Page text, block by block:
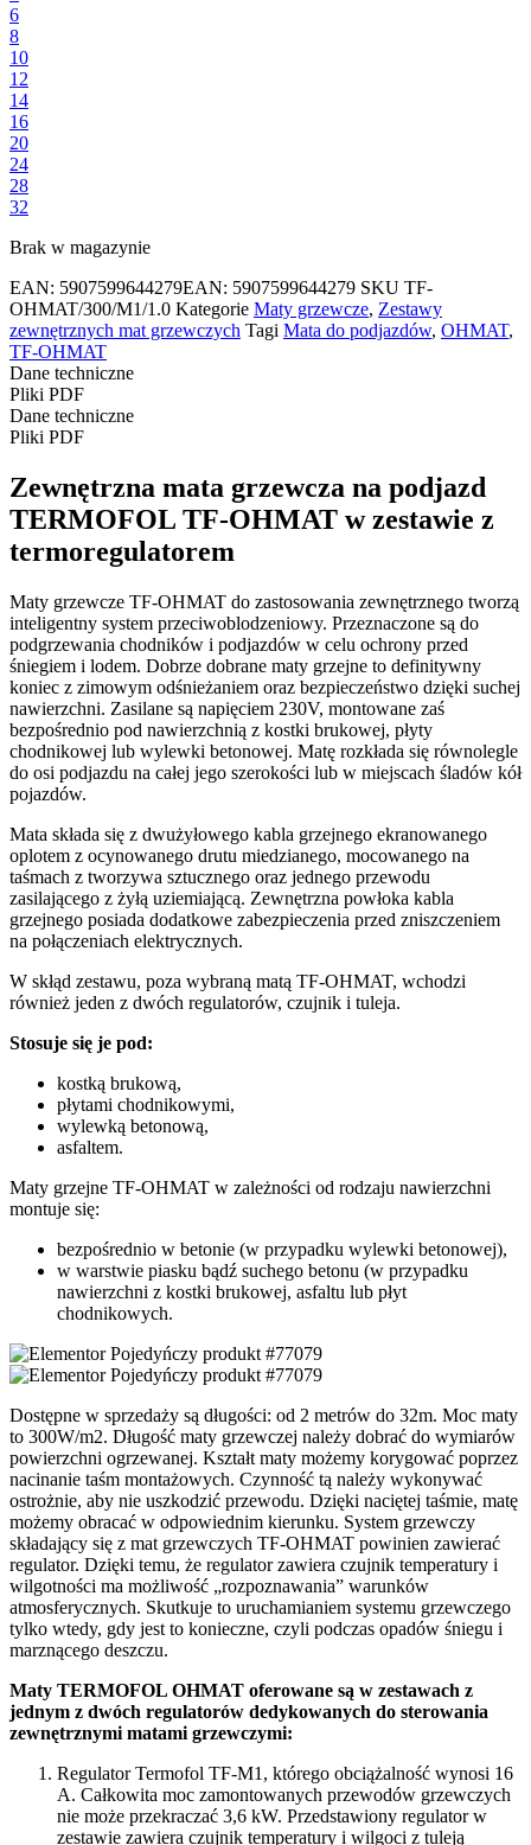
6
8
10
12
14
16
20
24
28
32
Brak w magazynie
EAN: 5907599644279EAN: 5907599644279 SKU TF-
OHMAT/300/M1/1.0 Kategorie Maty grzewcze, Zestawy
zewnętrznych mat grzewczych Tagi Mata do podjazdów, OHMAT,
TF-OHMAT
Dane techniczne
Pliki PDF
Dane techniczne
Pliki PDF
Zewnętrzna mata grzewcza na podjazd
TERMOFOL TF-OHMAT w zestawie z
termoregulatorem
Maty grzewcze TF-OHMAT do zastosowania zewnętrznego tworzą
inteligentny system przeciwoblodzeniowy. Przeznaczone są do
podgrzewania chodników i podjazdów w celu ochrony przed
śniegiem i lodem. Dobrze dobrane maty grzejne to definitywny
koniec z zimowym odśnieżaniem oraz bezpieczeństwo dzięki suchej
nawierzchni. Zasilane są napięciem 230V, montowane zaś
bezpośrednio pod nawierzchnią z kostki brukowej, płyty
chodnikowej lub wylewki betonowej. Matę rozkłada się równolegle
do osi podjazdu na całej jego szerokości lub w miejscach śladów kół
pojazdów.
Mata składa się z dwużyłowego kabla grzejnego ekranowanego
oplotem z ocynowanego drutu miedzianego, mocowanego na
taśmach z tworzywa sztucznego oraz jednego przewodu
zasilającego z żyłą uziemiającą. Zewnętrzna powłoka kabla
grzejnego posiada dodatkowe zabezpieczenia przed zniszczeniem
na połączeniach elektrycznych.
W skłąd zestawu, poza wybraną matą TF-OHMAT, wchodzi
również jeden z dwóch regulatorów, czujnik i tuleja.
Stosuje się je pod:
kostką brukową,
płytami chodnikowymi,
wylewką betonową,
asfaltem.
Maty grzejne TF-OHMAT w zależności od rodzaju nawierzchni
montuje się:
bezpośrednio w betonie (w przypadku wylewki betonowej),
w warstwie piasku bądź suchego betonu (w przypadku
nawierzchni z kostki brukowej, asfaltu lub płyt
chodnikowych.
Dostępne w sprzedaży są długości: od 2 metrów do 32m. Moc maty
to 300W/m2. Długość maty grzewczej należy dobrać do wymiarów
powierzchni ogrzewanej. Kształt maty możemy korygować poprzez
nacinanie taśm montażowych. Czynność tą należy wykonywać
ostrożnie, aby nie uszkodzić przewodu. Dzięki naciętej taśmie, matę
możemy obracać w odpowiednim kierunku. System grzewczy
składający się z mat grzewczych TF-OHMAT powinien zawierać
regulator. Dzięki temu, że regulator zawiera czujnik temperatury i
wilgotności ma możliwość „rozpoznawania” warunków
atmosferycznych. Skutkuje to uruchamianiem systemu grzewczego
tylko wtedy, gdy jest to konieczne, czyli podczas opadów śniegu i
marznącego deszczu.
Maty TERMOFOL OHMAT oferowane są w zestawach z
jednym z dwóch regulatorów dedykowanych do sterowania
zewnętrznymi matami grzewczymi:
Regulator Termofol TF-M1, którego obciążalność wynosi 16
A. Całkowita moc zamontowanych przewodów grzewczych
nie może przekraczać 3,6 kW. Przedstawiony regulator w
zestawie zawiera czujnik temperatury i wilgoci z tuleją